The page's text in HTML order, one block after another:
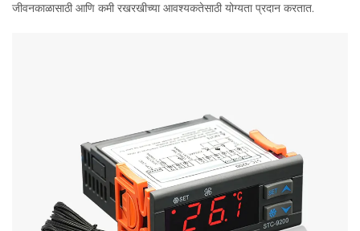
जीवनकाळासाठी आणि कमी रखरखीच्या आवश्यकतेसाठी योग्यता प्रदान करतात.